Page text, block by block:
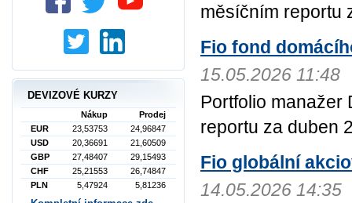
měsíčním reportu
Fio fond
15.05.2026 11:48
Portfolio manažer
reportu za duben
Fio globální
14.05.2026 14:35
DEVIZOVÉ KURZY
Nákup
Prodej
EUR
23,53753
24,96847
USD
20,36691
21,60509
GBP
27,48407
29,15493
CHF
25,21553
26,74847
PLN
5,47924 5,81236